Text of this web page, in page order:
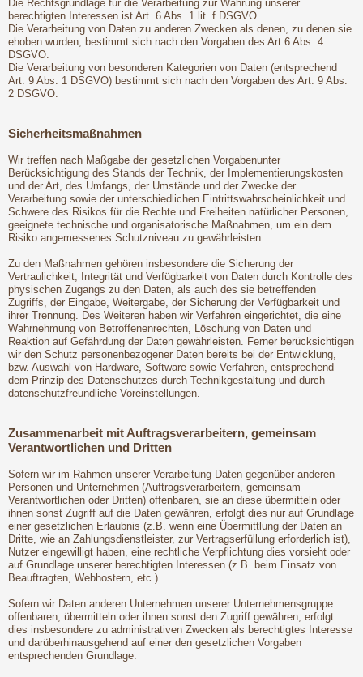
Die Rechtsgrundlage für die Verarbeitung zur Wahrung unserer
berechtigten Interessen ist Art. 6 Abs. 1 lit. f DSGVO.
Die Verarbeitung von Daten zu anderen Zwecken als denen, zu denen sie
ehoben wurden, bestimmt sich nach den Vorgaben des Art 6 Abs. 4
DSGVO.
Die Verarbeitung von besonderen Kategorien von Daten (entsprechend
Art. 9 Abs. 1 DSGVO) bestimmt sich nach den Vorgaben des Art. 9 Abs.
2 DSGVO.
Sicherheitsmaßnahmen
Wir treffen nach Maßgabe der gesetzlichen Vorgabenunter
Berücksichtigung des Stands der Technik, der Implementierungskosten
und der Art, des Umfangs, der Umstände und der Zwecke der
Verarbeitung sowie der unterschiedlichen Eintrittswahrscheinlichkeit und
Schwere des Risikos für die Rechte und Freiheiten natürlicher Personen,
geeignete technische und organisatorische Maßnahmen, um ein dem
Risiko angemessenes Schutzniveau zu gewährleisten.
Zu den Maßnahmen gehören insbesondere die Sicherung der
Vertraulichkeit, Integrität und Verfügbarkeit von Daten durch Kontrolle des
physischen Zugangs zu den Daten, als auch des sie betreffenden
Zugriffs, der Eingabe, Weitergabe, der Sicherung der Verfügbarkeit und
ihrer Trennung. Des Weiteren haben wir Verfahren eingerichtet, die eine
Wahrnehmung von Betroffenenrechten, Löschung von Daten und
Reaktion auf Gefährdung der Daten gewährleisten. Ferner berücksichtigen
wir den Schutz personenbezogener Daten bereits bei der Entwicklung,
bzw. Auswahl von Hardware, Software sowie Verfahren, entsprechend
dem Prinzip des Datenschutzes durch Technikgestaltung und durch
datenschutzfreundliche Voreinstellungen.
Zusammenarbeit mit Auftragsverarbeitern, gemeinsam
Verantwortlichen und Dritten
Sofern wir im Rahmen unserer Verarbeitung Daten gegenüber anderen
Personen und Unternehmen (Auftragsverarbeitern, gemeinsam
Verantwortlichen oder Dritten) offenbaren, sie an diese übermitteln oder
ihnen sonst Zugriff auf die Daten gewähren, erfolgt dies nur auf Grundlage
einer gesetzlichen Erlaubnis (z.B. wenn eine Übermittlung der Daten an
Dritte, wie an Zahlungsdienstleister, zur Vertragserfüllung erforderlich ist),
Nutzer eingewilligt haben, eine rechtliche Verpflichtung dies vorsieht oder
auf Grundlage unserer berechtigten Interessen (z.B. beim Einsatz von
Beauftragten, Webhostern, etc.).
Sofern wir Daten anderen Unternehmen unserer Unternehmensgruppe
offenbaren, übermitteln oder ihnen sonst den Zugriff gewähren, erfolgt
dies insbesondere zu administrativen Zwecken als berechtigtes Interesse
und darüberhinausgehend auf einer den gesetzlichen Vorgaben
entsprechenden Grundlage.